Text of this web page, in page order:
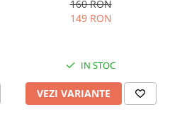
160 RON
149 RON
IN STOC
VEZI VARIANTE